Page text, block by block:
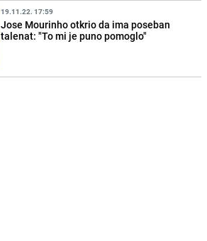
19.11.22. 17:59
Jose Mourinho otkrio da ima poseban
talenat: "To mi je puno pomoglo"